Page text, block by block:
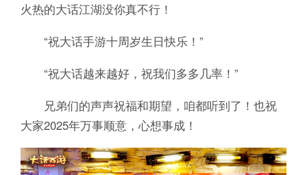
火热的大话江湖没你真不行！
“祝大话手游十周岁生日快乐！”
“祝大话越来越好，祝我们多多几率！”
兄弟们的声声祝福和期望，咱都听到了！也祝
大家2025年万事顺意，心想事成！